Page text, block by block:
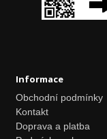
Informace
Obchodní podmínky
Kontakt
Doprava a platba